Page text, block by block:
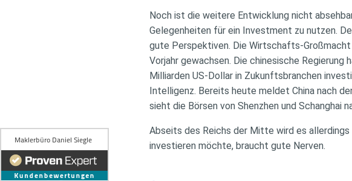
Noch ist die weitere Entwicklung nicht
Gelegenheiten für ein Investment zu nutzen.
gute Perspektiven. Die Wirtschafts-
Vorjahr gewachsen. Die chinesische
Milliarden US-Dollar in Zukunftsbranchen
Intelligenz. Bereits heute meldet China nach
sieht die Börsen von Shenzhen und Schanghai
Abseits des Reichs der Mitte wird es allerdings
investieren möchte, braucht gute Nerven.